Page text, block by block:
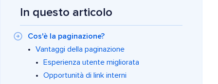
In questo articolo
Cos'è la paginazione?
Vantaggi della paginazione
Esperienza utente migliorata
Opportunità di link interni